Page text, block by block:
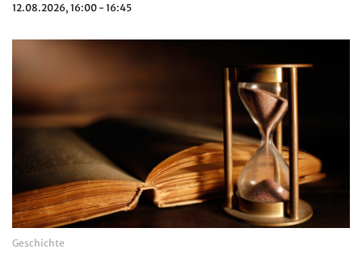
12.08.2026, 16:00 - 16:45
Geschichte